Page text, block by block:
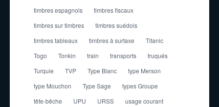
timbres espagnols
timbres fiscaux
timbres sur timbres
timbres suédois
timbres tableaux
timbres à surtaxe
Titanic
Togo
Tonkin train transports
truqués
Turquie
TVP Type Blanc
type Merson
type Mouchon
Type Sage
types Groupe
tête-bêche
UPU URSS
usage courant